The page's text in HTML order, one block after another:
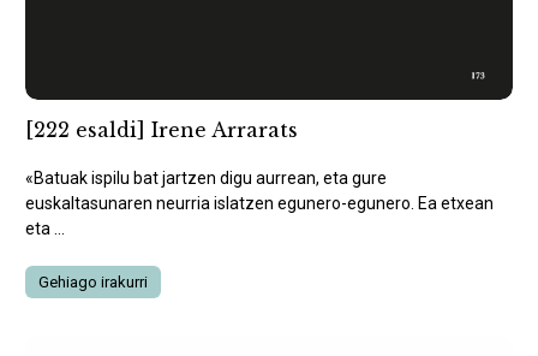
[222 esaldi] Irene Arrarats
«Batuak ispilu bat jartzen digu aurrean, eta gure
euskaltasunaren neurria islatzen egunero-egunero. Ea etxean
eta ...
Gehiago irakurri